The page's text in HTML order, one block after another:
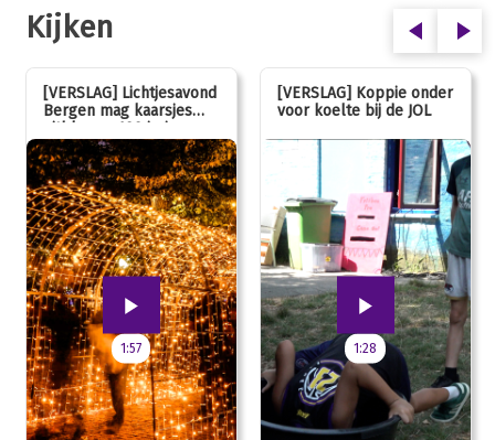
Kijken
[VERSLAG] Lichtjesavond
Bergen mag kaarsjes
uitblazen: 100 jarig
jubileum!
1:57
[VERSLAG] Koppie onder
voor koelte bij de JOL
1:28